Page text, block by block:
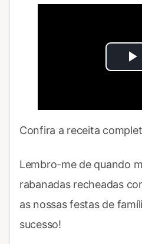
Confira a receita
Lembro-me de quando
rabanadas recheadas
as nossas festas de
sucesso!